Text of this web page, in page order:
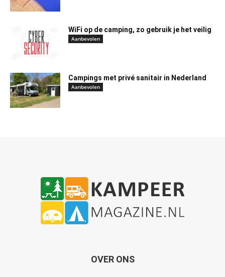
WiFi op de camping, zo gebruik je het veilig
Aanbevolen
Campings met privé sanitair in Nederland
Aanbevolen
OVER ONS